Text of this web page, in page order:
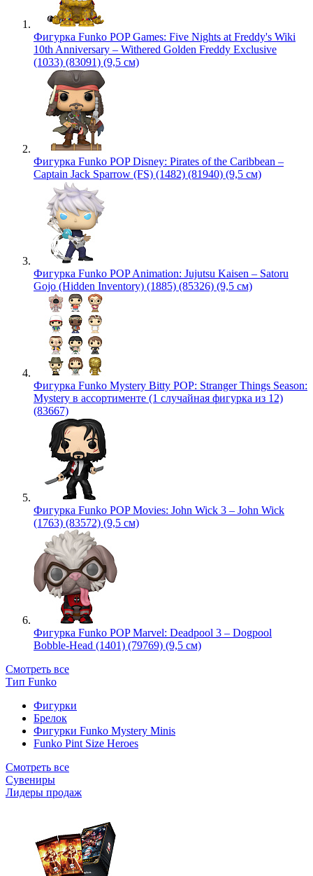
Фигурка Funko POP Games: Five Nights at Freddy's Wiki
10th Anniversary – Withered Golden Freddy Exclusive
(1033) (83091) (9,5 см)
Фигурка Funko POP Disney: Pirates of the Caribbean –
Captain Jack Sparrow (FS) (1482) (81940) (9,5 см)
Фигурка Funko POP Animation: Jujutsu Kaisen – Satoru
Gojo (Hidden Inventory) (1885) (85326) (9,5 см)
Фигурка Funko Mystery Bitty POP: Stranger Things Season:
Mystery в ассортименте (1 случайная фигурка из 12)
(83667)
Фигурка Funko POP Movies: John Wick 3 – John Wick
(1763) (83572) (9,5 см)
Фигурка Funko POP Marvel: Deadpool 3 – Dogpool
Bobble-Head (1401) (79769) (9,5 см)
Смотреть все
Тип Funko
Фигурки
Брелок
Фигурки Funko Mystery Minis
Funko Pint Size Heroes
Смотреть все
Сувениры
Лидеры продаж